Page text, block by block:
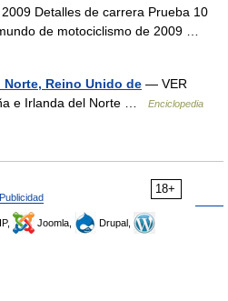
Detalles de carrera Prueba 10
de motociclismo de 2009 …
Reino Unido de — VER
e Irlanda del Norte …
Enciclopedia
18+
Publicidad
Joomla,
Drupal,